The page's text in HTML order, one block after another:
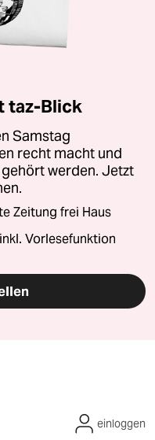
taz-Blick
Samstag
recht macht und
werden. Jetzt
Zeitung frei Haus
Vorlesefunktion
einloggen